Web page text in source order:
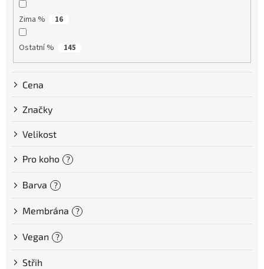
Zima % 16
Ostatní % 145
Cena
Značky
Velikost
Pro koho ?
Barva ?
Membrána ?
Vegan ?
Střih